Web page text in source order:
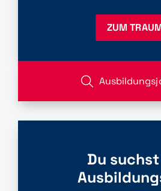
ZUM
Du